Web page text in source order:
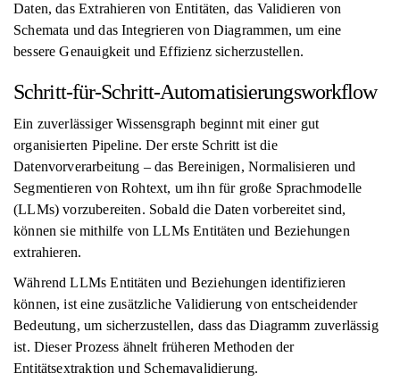
Daten, das Extrahieren von Entitäten, das Validieren von
Schemata und das Integrieren von Diagrammen, um eine
bessere Genauigkeit und Effizienz sicherzustellen.
Schritt-für-Schritt-Automatisierungsworkflow
Ein zuverlässiger Wissensgraph beginnt mit einer gut
organisierten Pipeline. Der erste Schritt ist die
Datenvorverarbeitung – das Bereinigen, Normalisieren und
Segmentieren von Rohtext, um ihn für große Sprachmodelle
(LLMs) vorzubereiten. Sobald die Daten vorbereitet sind,
können sie mithilfe von LLMs Entitäten und Beziehungen
extrahieren.
Während LLMs Entitäten und Beziehungen identifizieren
können, ist eine zusätzliche Validierung von entscheidender
Bedeutung, um sicherzustellen, dass das Diagramm zuverlässig
ist. Dieser Prozess ähnelt früheren Methoden der
Entitätsextraktion und Schemavalidierung.